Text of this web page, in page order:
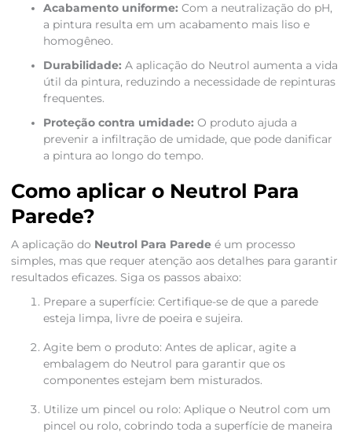
Acabamento uniforme: Com a neutralização do pH,
a pintura resulta em um acabamento mais liso e
homogêneo.
Durabilidade: A aplicação do Neutrol aumenta a vida
útil da pintura, reduzindo a necessidade de repinturas
frequentes.
Proteção contra umidade: O produto ajuda a
prevenir a infiltração de umidade, que pode danificar
a pintura ao longo do tempo.
Como aplicar o Neutrol Para
Parede?
A aplicação do Neutrol Para Paredeé um processo
simples, mas que requer atenção aos detalhes para garantir
resultados eficazes. Siga os passos abaixo:
Prepare a superfície: Certifique-se de que a parede
esteja limpa, livre de poeira e sujeira.
Agite bem o produto: Antes de aplicar, agite a
embalagem do Neutrol para garantir que os
componentes estejam bem misturados.
Utilize um pincel ou rolo: Aplique o Neutrol com um
pincel ou rolo, cobrindo toda a superfície de maneira